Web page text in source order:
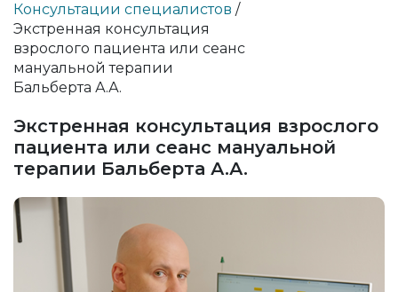
Консультации специалистов /
Экстренная консультация
взрослого пациента или сеанс
мануальной терапии
Бальберта А.А.
Экстренная консультация взрослого
пациента или сеанс мануальной
терапии Бальберта А.А.